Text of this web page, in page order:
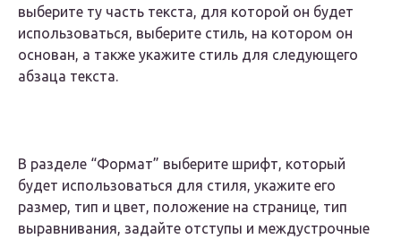
выберите ту часть текста, для которой он будет
использоваться, выберите стиль, на котором он
основан, а также укажите стиль для следующего
абзаца текста.
В разделе “Формат” выберите шрифт, который
будет использоваться для стиля, укажите его
размер, тип и цвет, положение на странице, тип
выравнивания, задайте отступы и междустрочные